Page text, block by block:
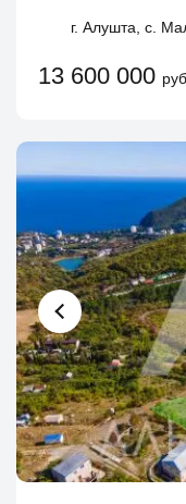
г. Алушта, с.
13 600 000 руб.